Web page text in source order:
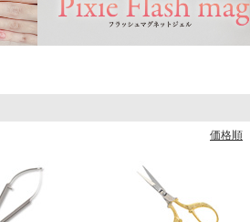
価格順